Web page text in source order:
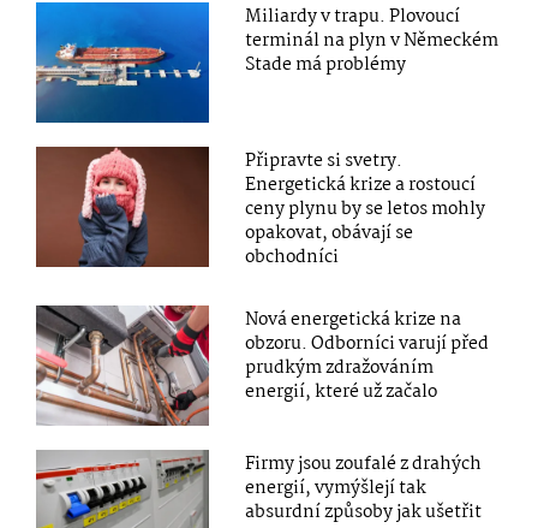
Miliardy v trapu. Plovoucí
terminál na plyn v Německém
Stade má problémy
Připravte si svetry.
Energetická krize a rostoucí
ceny plynu by se letos mohly
opakovat, obávají se
obchodníci
Nová energetická krize na
obzoru. Odborníci varují před
prudkým zdražováním
energií, které už začalo
Firmy jsou zoufalé z drahých
energií, vymýšlejí tak
absurdní způsoby jak ušetřit